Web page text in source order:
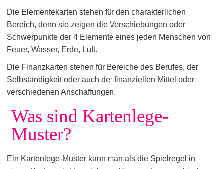
Die Elementekarten stehen für den charakterlichen
Bereich, denn sie zeigen die Verschiebungen oder
Schwerpunkte der 4 Elemente eines jeden Menschen von
Feuer, Wasser, Erde, Luft.
Die Finanzkarten stehen für Bereiche des Berufes, der
Selbständigkeit oder auch der finanziellen Mittel oder
verschiedenen Anschaffungen.
Was sind Kartenlege-
Muster?
Ein Kartenlege-Muster kann man als die Spielregel in